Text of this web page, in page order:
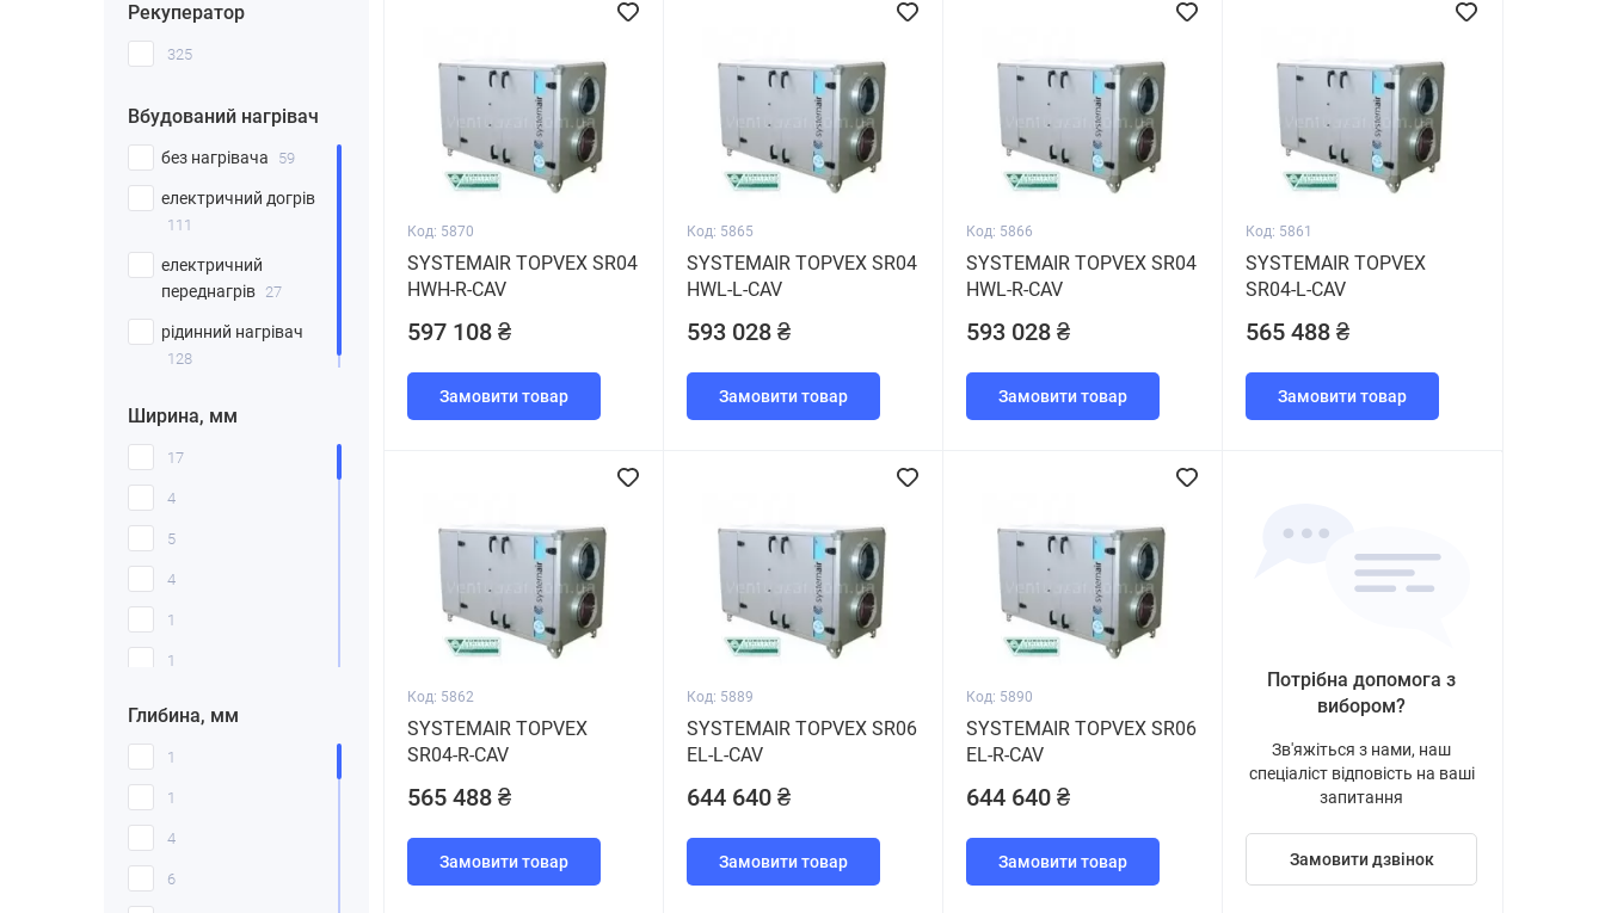
Рекуператор
325
Вбудований нагрівач
без нагрівача 59
електричний догрів
111
електричний
переднагрів 27
рідинний нагрівач
128
Ширина, мм
17
4
5
4
1
1
Глибина, мм
1
1
4
6
Код: 5870
SYSTEMAIR TOPVEX SR04
HWH-R-CAV
597 108 ₴
Замовити товар
Код: 5865
SYSTEMAIR TOPVEX SR04
HWL-L-CAV
593 028 ₴
Замовити товар
Код: 5866
SYSTEMAIR TOPVEX SR04
HWL-R-CAV
593 028 ₴
Замовити товар
Код: 5861
SYSTEMAIR TOPVEX
SR04-L-CAV
565 488 ₴
Замовити товар
Код: 5862
SYSTEMAIR TOPVEX
SR04-R-CAV
565 488 ₴
Замовити товар
Код: 5889
SYSTEMAIR TOPVEX SR06
EL-L-CAV
644 640 ₴
Замовити товар
Код: 5890
SYSTEMAIR TOPVEX SR06
EL-R-CAV
644 640 ₴
Замовити товар
Потрібна допомога з
вибором?
Зв'яжіться з нами, наш
спеціаліст відповість на ваші
запитання
Замовити дзвінок